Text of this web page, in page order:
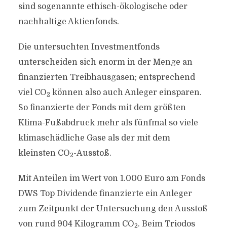
sind sogenannte ethisch-ökologische oder
nachhaltige Aktienfonds.
Die untersuchten Investmentfonds
unterscheiden sich enorm in der Menge an
finanzierten Treibhausgasen; entsprechend
viel CO2 können also auch Anleger einsparen.
So finanzierte der Fonds mit dem größten
Klima-Fußabdruck mehr als fünfmal so viele
klimaschädliche Gase als der mit dem
kleinsten CO2-Ausstoß.
Mit Anteilen im Wert von 1.000 Euro am Fonds
DWS Top Dividende finanzierte ein Anleger
zum Zeitpunkt der Untersuchung den Ausstoß
von rund 904 Kilogramm CO2. Beim Triodos